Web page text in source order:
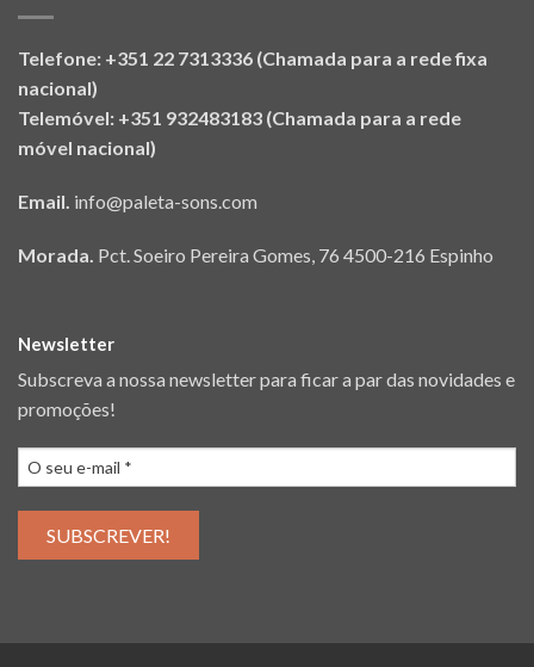
Telefone: +351 22 7313336 (Chamada para a rede fixa
nacional)
Telemóvel: +351 932483183 (Chamada para a rede
móvel nacional)
Email. info@paleta-sons.com
Morada. Pct. Soeiro Pereira Gomes, 76 4500-216 Espinho
Newsletter
Subscreva a nossa newsletter para ficar a par das novidades e
promoções!